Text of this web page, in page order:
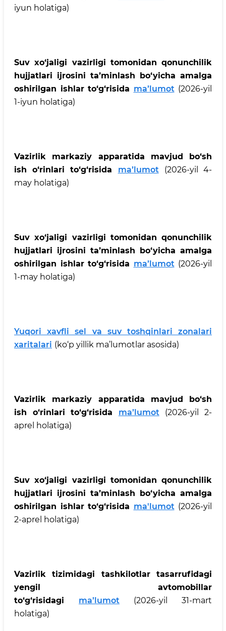
iyun holatiga)
Suv xo‘jaligi vazirligi tomonidan qonunchilik
hujjatlari ijrosini ta’minlash bo‘yicha amalga
oshirilgan ishlar to‘g‘risida ma’lumot (2026-yil
1-iyun holatiga)
Vazirlik markaziy apparatida mavjud bo‘sh
ish o‘rinlari to‘g‘risida ma’lumot
(2026-yil 4-
may holatiga)
Suv xo‘jaligi vazirligi tomonidan qonunchilik
hujjatlari ijrosini ta’minlash bo‘yicha amalga
oshirilgan ishlar to‘g‘risida ma’lumot (2026-yil
1-may holatiga)
Yuqori xavfli sel va suv toshqinlari zonalari
xaritalari (ko‘p yillik ma’lumotlar asosida)
Vazirlik markaziy apparatida mavjud bo‘sh
ish o‘rinlari to‘g‘risida ma’lumot
(2026-yil 2-
aprel holatiga)
Suv xo‘jaligi vazirligi tomonidan qonunchilik
hujjatlari ijrosini ta’minlash bo‘yicha amalga
oshirilgan ishlar to‘g‘risida ma'lumot (2026-yil
2-aprel holatiga)
Vazirlik tizimidagi tashkilotlar tasarrufidagi
yengil avtomobillar
to‘g‘risidagi ma’lumot (2026-yil 31-mart
holatiga)